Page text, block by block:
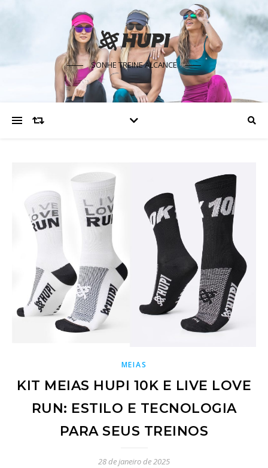
SONHE TREINE ALCANCE
MEIAS
KIT MEIAS HUPI 10K E LIVE LOVE
RUN: ESTILO E TECNOLOGIA
PARA SEUS TREINOS
28 de janeiro de 2025